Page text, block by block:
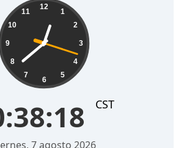
12
1
2
3
4
5
6
7
8
9
10
11
CST
7 agosto 2026